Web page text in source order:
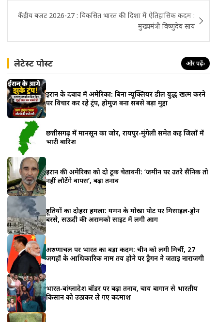
केंद्रीय बजट 2026-27 : विकसित भारत की दिशा में ऐतिहासिक कदम :
मुख्यमंत्री विष्णुदेव साय
लेटेस्ट पोस्ट और पढ़ें›
ईरान के दबाव में अमेरिका: बिना न्यूक्लियर डील युद्ध खत्म करने
पर विचार कर रहे ट्रंप, होर्मुज बना सबसे बड़ा मुद्दा
छत्तीसगढ़ में मानसून का जोर, रायपुर-मुंगेली समेत कई जिलों में
भारी बारिश
ईरान की अमेरिका को दो टूक चेतावनी: ‘जमीन पर उतरे सैनिक तो
नहीं लौटेंगे वापस’, बढ़ा तनाव
हूतियों का दोहरा हमला: यमन के मोखा पोर्ट पर मिसाइल-ड्रोन
बरसे, सऊदी की अरामको साइट में लगी आग
अरुणाचल पर भारत का बड़ा कदम: चीन को लगी मिर्ची, 27
जगहों के आधिकारिक नाम तय होने पर ड्रैगन ने जताई नाराजगी
भारत-बांग्लादेश बॉर्डर पर बढ़ा तनाव, चाय बागान से भारतीय
किसान को उठाकर ले गए बदमाश